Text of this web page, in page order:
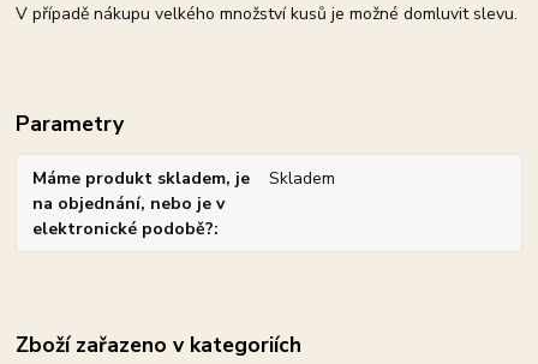
V případě nákupu velkého množství kusů je možné domluvit slevu.
Parametry
Máme produkt skladem, je
na objednání, nebo je v
elektronické podobě?
Skladem
Zboží zařazeno v kategoriích